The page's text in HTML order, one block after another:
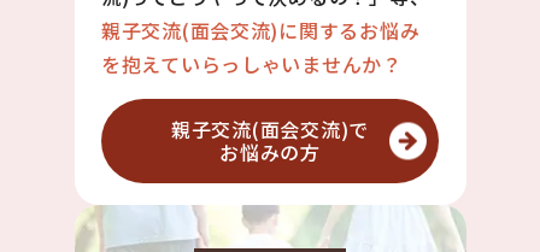
親子交流(面会交流)に関するお悩み
を抱えていらっしゃいませんか？
親子交流(面会交流)で
お悩みの方